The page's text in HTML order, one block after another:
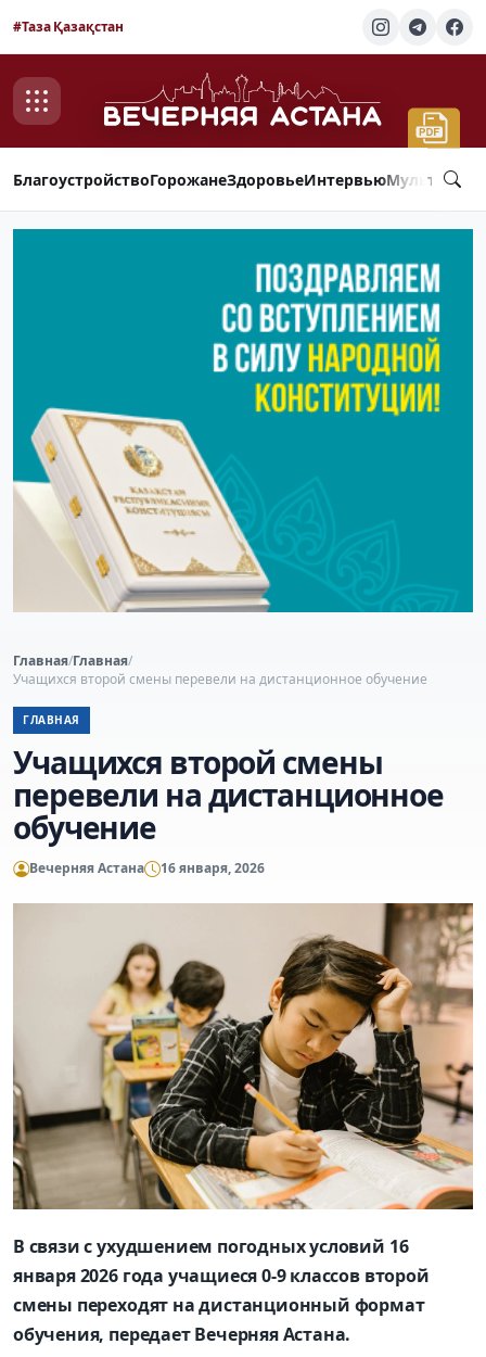
#Таза Қазақстан
БлагоустройствоГорожанеЗдоровьеИнтервью
Главная/Главная/
Учащихся второй смены перевели на дистанционное обучение
ГЛАВНАЯ
Учащихся второй смены
перевели на дистанционное
обучение
Вечерняя Астана 16 января, 2026
В связи с ухудшением погодных условий 16
января 2026 года учащиеся 0-9 классов второй
смены переходят на дистанционный формат
обучения, передает Вечерняя Астана.